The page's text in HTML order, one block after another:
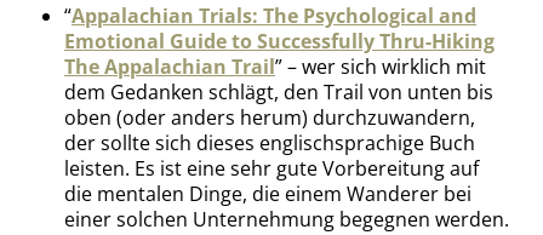
“Appalachian Trials: The Psychological and
Emotional Guide to Successfully Thru-Hiking
The Appalachian Trail” – wer sich wirklich mit
dem Gedanken schlägt, den Trail von unten bis
oben (oder anders herum) durchzuwandern,
der sollte sich dieses englischsprachige Buch
leisten. Es ist eine sehr gute Vorbereitung auf
die mentalen Dinge, die einem Wanderer bei
einer solchen Unternehmung begegnen werden.